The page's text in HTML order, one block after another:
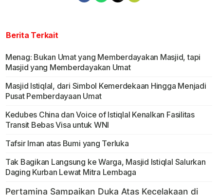
Berita Terkait
Menag: Bukan Umat yang Memberdayakan Masjid, tapi
Masjid yang Memberdayakan Umat
Masjid Istiqlal, dari Simbol Kemerdekaan Hingga Menjadi
Pusat Pemberdayaan Umat
Kedubes China dan Voice of Istiqlal Kenalkan Fasilitas
Transit Bebas Visa untuk WNI
Tafsir Iman atas Bumi yang Terluka
Tak Bagikan Langsung ke Warga, Masjid Istiqlal Salurkan
Daging Kurban Lewat Mitra Lembaga